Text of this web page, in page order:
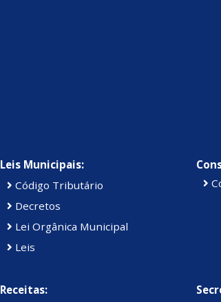
Leis Municipais:
Código Tributário
Decretos
Lei Orgânica Municipal
Leis
Receitas: